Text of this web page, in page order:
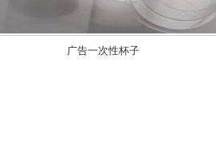
广告一次性杯子